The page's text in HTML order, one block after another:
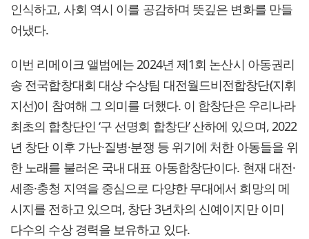
인식하고, 사회 역시 이를 공감하며 뜻깊은 변화를 만들
어냈다.
이번 리메이크 앨범에는 2024년 제1회 논산시 아동권리
송 전국합창대회 대상 수상팀 대전월드비전합창단(지휘
지선)이 참여해 그 의미를 더했다. 이 합창단은 우리나라
최초의 합창단인 ‘구 선명회 합창단’ 산하에 있으며, 2022
년 창단 이후 가난·질병·분쟁 등 위기에 처한 아동들을 위
한 노래를 불러온 국내 대표 아동합창단이다. 현재 대전·
세종·충청 지역을 중심으로 다양한 무대에서 희망의 메
시지를 전하고 있으며, 창단 3년차의 신예이지만 이미
다수의 수상 경력을 보유하고 있다.